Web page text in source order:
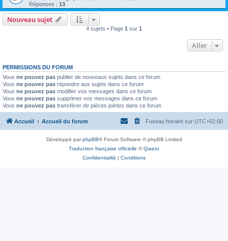
Réponses : 13
Nouveau sujet
4 sujets • Page 1 sur 1
Aller
PERMISSIONS DU FORUM
Vous ne pouvez pas publier de nouveaux sujets dans ce forum
Vous ne pouvez pas répondre aux sujets dans ce forum
Vous ne pouvez pas modifier vos messages dans ce forum
Vous ne pouvez pas supprimer vos messages dans ce forum
Vous ne pouvez pas transférer de pièces jointes dans ce forum
Accueil Accueil du forum Fuseau horaire sur UTC+02:00
Développé parphpBB® Forum Software © phpBB Limited
Traduction française officielle ©Qiaeru
Confidentialité | Conditions